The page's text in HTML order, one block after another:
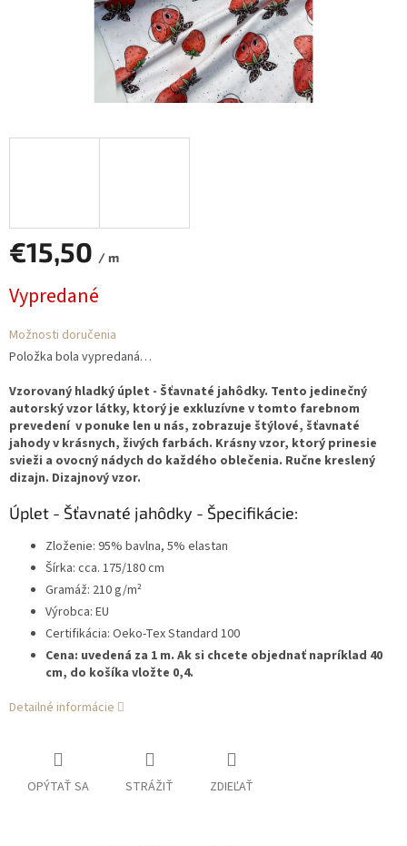
€15,50 / m
cena:
Vypredané
Možnosti doručenia
Položka bola vypredaná…
Vzorovaný hladký úplet - Šťavnaté jahôdky. Tento jedinečný
autorský vzor látky, ktorý je exkluzívne v tomto farebnom
prevedení v ponuke len u nás, zobrazuje štýlové, šťavnaté
jahody v krásnych, živých farbách. Krásny vzor, ktorý prinesie
svieži a ovocný nádych do každého oblečenia. Ručne kreslený
dizajn. Dizajnový vzor.
Úplet - Šťavnaté jahôdky - Špecifikácie:
Zloženie: 95% bavlna, 5% elastan
Šírka: cca. 175/180 cm
Gramáž: 210 g/m²
Výrobca: EU
Certifikácia: Oeko-Tex Standard 100
Cena: uvedená za 1 m. Ak si chcete objednať napríklad 40
cm, do košíka vložte 0,4.
Detailné informácie
OPÝTAŤ SA STRÁŽIŤ ZDIEĽAŤ